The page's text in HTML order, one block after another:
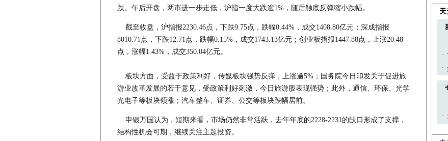
跌。午后开盘，两市进一步走低，沪指一度大跌逾1%，随后触底反弹缩小跌幅。
截至收盘，沪指报2230.46点，下跌9.75点，跌幅0.44%，成交1408.80亿元；深成指报
8010.71点，下跌12.71点，跌幅0.15%，成交1743.13亿元；创业板指报1447.88点，上涨20.48
点，涨幅1.43%，成交350.04亿元。
板块方面，受益于政策利好，传媒板块强势反弹，上涨逾5%；国务院今日印发关于促进旅
游业改革发展的若干意见，受政策利好刺激，今日旅游股表现强势；此外，通信、环保、光学
光电子等板块领涨；汽车整车、证券、公交等板块跌幅居前。
申银万国认为，短期来看，市场仍然非常活跃，去年年底的2228-2231的缺口形成了支撑，
结构性机会可期，继续关注主题投资。